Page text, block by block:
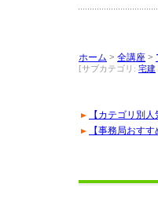
ホーム > 全講座 >
[サブカテゴリ: 宅建
【カテゴリ別
【事務局おす